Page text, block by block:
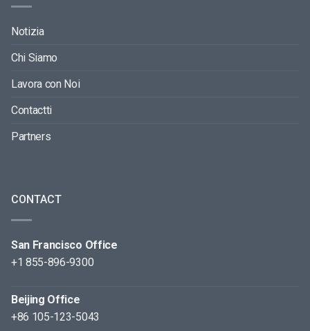
Notizia
Chi Siamo
Lavora con Noi
Contactti
Partners
CONTACT
San Francisco Office
+1 855-896-9300
Beijing Office
+86 105-123-5043